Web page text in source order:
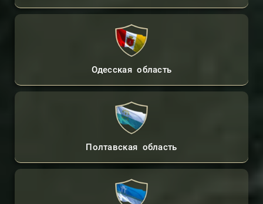
Одесская область
Полтавская область